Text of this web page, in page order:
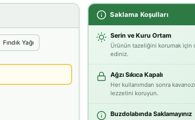
Fındık Yağı
Saklama Koşulları
Serin ve Kuru Ortam
Ürünün tazeliğini korumak için
ediniz.
Ağzı Sıkıca Kapalı
Her kullanımdan sonra
lezzetini koruyun.
Buzdolabında Saklamayınız